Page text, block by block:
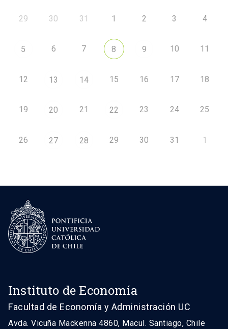
29 30 31 1 2 3 4
5 6 7 8 9 10 11
12 13 14 15 16 17 18
19 20 21 22 23 24 25
26 27 28 29 30 31 1
Instituto de Economía
Facultad de Economía y Administración UC
Avda. Vicuña Mackenna 4860, Macul. Santiago, Chile